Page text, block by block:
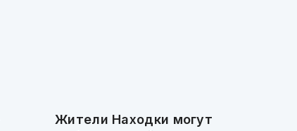
Жители Находки могут